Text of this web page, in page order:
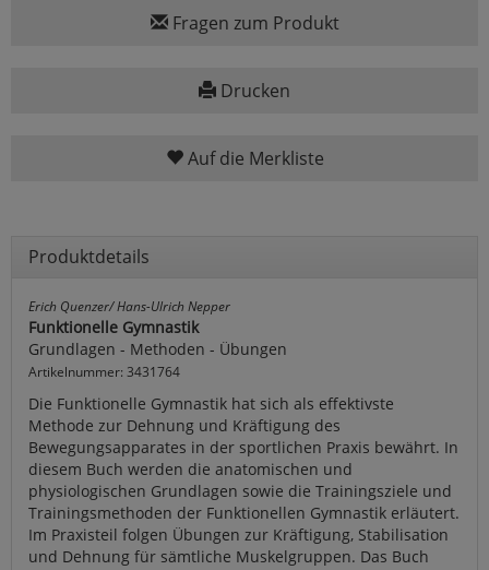
Fragen zum Produkt
Drucken
Auf die Merkliste
Produktdetails
Erich Quenzer/ Hans-Ulrich Nepper
Funktionelle Gymnastik
Grundlagen - Methoden - Übungen
Artikelnummer: 3431764
Die Funktionelle Gymnastik hat sich als effektivste
Methode zur Dehnung und Kräftigung des
Bewegungsapparates in der sportlichen Praxis bewährt. In
diesem Buch werden die anatomischen und
physiologischen Grundlagen sowie die Trainingsziele und
Trainingsmethoden der Funktionellen Gymnastik erläutert.
Im Praxisteil folgen Übungen zur Kräftigung, Stabilisation
und Dehnung für sämtliche Muskelgruppen. Das Buch